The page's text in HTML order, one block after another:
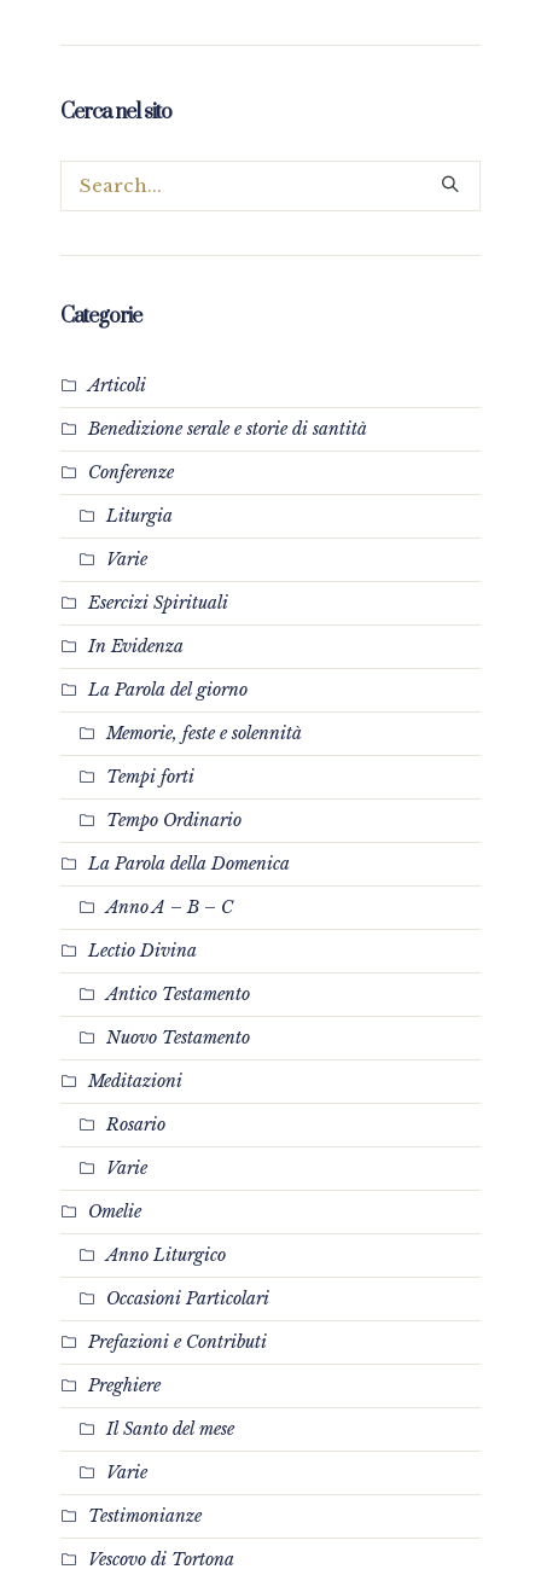
Cerca nel sito
Categorie
Articoli
Benedizione serale e storie di santità
Conferenze
Liturgia
Varie
Esercizi Spirituali
In Evidenza
La Parola del giorno
Memorie, feste e solennità
Tempi forti
Tempo Ordinario
La Parola della Domenica
Anno A – B – C
Lectio Divina
Antico Testamento
Nuovo Testamento
Meditazioni
Rosario
Varie
Omelie
Anno Liturgico
Occasioni Particolari
Prefazioni e Contributi
Preghiere
Il Santo del mese
Varie
Testimonianze
Vescovo di Tortona